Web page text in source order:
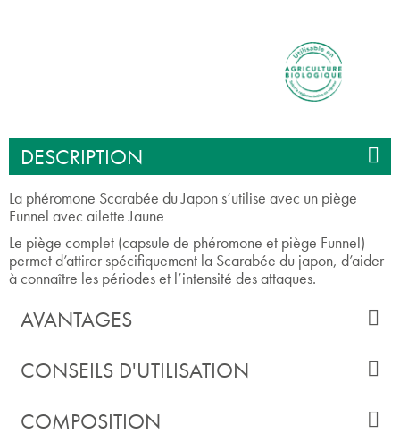
DESCRIPTION
La phéromone Scarabée du Japon s’utilise avec un piège
Funnel avec ailette Jaune
Le piège complet (capsule de phéromone et piège Funnel)
permet d’attirer spécifiquement la Scarabée du japon, d’aider
à connaître les périodes et l’intensité des attaques.
AVANTAGES
CONSEILS D'UTILISATION
COMPOSITION